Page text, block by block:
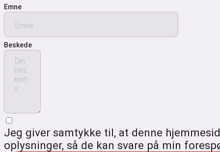
Emne
Beskede
Jeg giver samtykke til, at denne
oplysninger, så de kan svare på min